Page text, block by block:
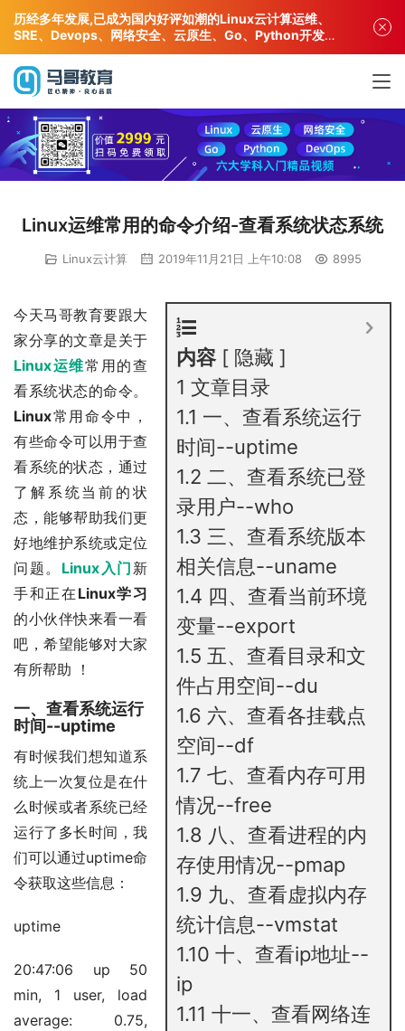
Linux运维常用的命令介绍-查看系统状态系统
Linux云计算 2019年11月21日 上午10:08 8995
内容
隐藏
1 文章目录
1.1 一、查看系统运行
时间--uptime
1.2 二、查看系统已登
录用户--who
1.3 三、查看系统版本
相关信息--uname
1.4 四、查看当前环境
变量--export
1.5 五、查看目录和文
件占用空间--du
1.6 六、查看各挂载点
空间--df
1.7 七、查看内存可用
情况--free
1.8 八、查看进程的内
存使用情况--pmap
1.9 九、查看虚拟内存
统计信息--vmstat
1.10 十、查看ip地址--
ip
1.11 十一、查看网络连
今天马哥教育要跟大
家分享的文章是关于
Linux运维常用的查
看系统状态的命令。
Linux常用命令中，
有些命令可以用于查
看系统的状态，通过
了解系统当前的状
态，能够帮助我们更
好地维护系统或定位
问题。 Linux入门 新
手和正在 Linux学习
的小伙伴快来看一看
吧，希望能够对大家
有所帮助 ！
一、查看系统运行
时间--uptime
有时候我们想知道系
统上一次复位是在什
么时候或者系统已经
运行了多长时间，我
们可以通过uptime命
令获取这些信息：
uptime
20:47:06 up 50
min, 1 user, load
average: 0.75,
历经多年发展,已成为国内好评如潮的Linux云计算运维、
SRE、Devops、网络安全、云原生、Go、Python开发专
业人才培训机构!